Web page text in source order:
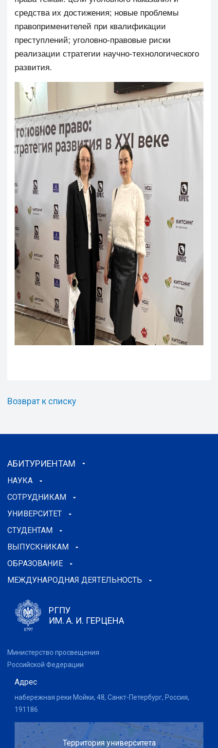
средства их достижения; новые проблемы
правоприменителей при квалификации
преступлений; уголовно-правовые риски
реализации стратегии научно-технологического
развития.
Возврат к списку
АБИТУРИЕНТАМ
НАУКА
СОТРУДНИКАМ
УНИВЕРСИТЕТ
СТУДЕНТАМ
ВЫПУСКНИКАМ
ОБРАЗОВАНИЕ
МЕЖДУНАРОДНАЯ ДЕЯТЕЛЬНОСТЬ
РГПУ
ИМ. А. И. ГЕРЦЕНА
Министерство просвещения
Российской Федерации
Адрес
набережная реки Мойки, 48, Санкт-Петербург, Россия,
191186
Территория университета